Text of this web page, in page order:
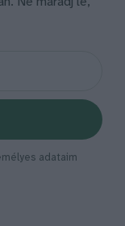
adataim